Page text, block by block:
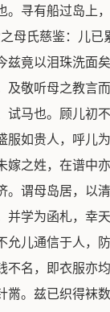
。寻有船过岛上
母氏慈鉴：儿已
兹竟以泪珠洗面
及敬听母之教言
试马也。顾儿初
服如贵人，呼儿
嫁之姓，在谱中
。谓母岛居，以
并学为函札，幸
儿通信于人，
不名，即衣服亦
黹。兹已织得袜